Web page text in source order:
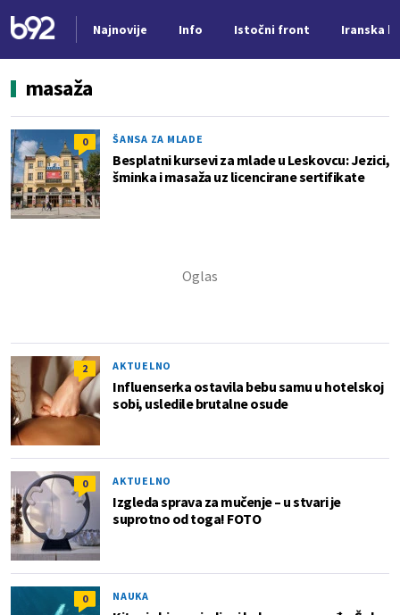
Najnovije Info Istočni front Iranska
masaža
0 ŠANSA ZA MLADE
Besplatni kursevi za mlade u Leskovcu: Jezici,
šminka i masaža uz licencirane sertifikate
2 AKTUELNO
Influenserka ostavila bebu samu u hotelskoj
sobi, usledile brutalne osude
0 AKTUELNO
Izgleda sprava za mučenje – u stvari je
suprotno od toga! FOTO
0 NAUKA